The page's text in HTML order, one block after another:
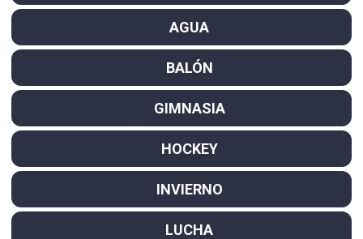
AGUA
BALÓN
GIMNASIA
HOCKEY
INVIERNO
LUCHA